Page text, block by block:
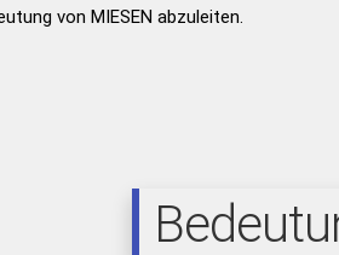
von MIESEN abzuleiten.